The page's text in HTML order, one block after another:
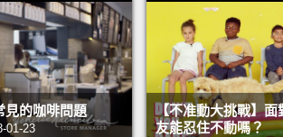
見的咖啡問題
01-23
【不准動大挑戰】
友能忍住不動嗎？